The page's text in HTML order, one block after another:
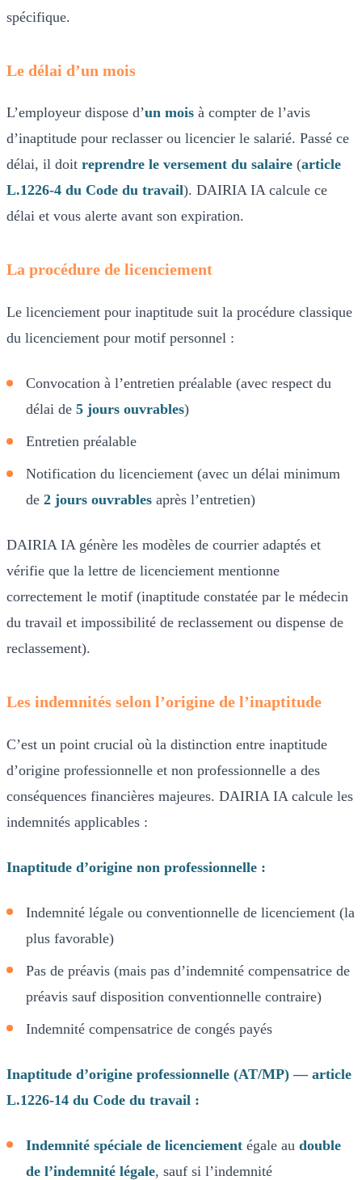
spécifique.
Le délai d’un mois
L’employeur dispose d’un mois à compter de l’avis
d’inaptitude pour reclasser ou licencier le salarié. Passé ce
délai, il doit reprendre le versement du salaire (article
L.1226-4 du Code du travail). DAIRIA IA calcule ce
délai et vous alerte avant son expiration.
La procédure de licenciement
Le licenciement pour inaptitude suit la procédure classique
du licenciement pour motif personnel :
Convocation à l’entretien préalable (avec respect du
délai de 5 jours ouvrables)
Entretien préalable
Notification du licenciement (avec un délai minimum
de 2 jours ouvrables après l’entretien)
DAIRIA IA génère les modèles de courrier adaptés et
vérifie que la lettre de licenciement mentionne
correctement le motif (inaptitude constatée par le médecin
du travail et impossibilité de reclassement ou dispense de
reclassement).
Les indemnités selon l’origine de l’inaptitude
C’est un point crucial où la distinction entre inaptitude
d’origine professionnelle et non professionnelle a des
conséquences financières majeures. DAIRIA IA calcule les
indemnités applicables :
Inaptitude d’origine non professionnelle :
Indemnité légale ou conventionnelle de licenciement (la
plus favorable)
Pas de préavis (mais pas d’indemnité compensatrice de
préavis sauf disposition conventionnelle contraire)
Indemnité compensatrice de congés payés
Inaptitude d’origine professionnelle (AT/MP) — article
L.1226-14 du Code du travail :
Indemnité spéciale de licenciement égale au double
de l’indemnité légale, sauf si l’indemnité